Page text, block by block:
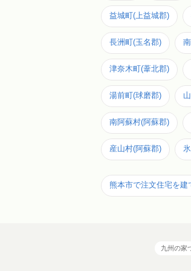
益城町(上益城郡)
長洲町(玉名郡)
津奈木町(葦北郡)
湯前町(球磨郡)
南阿蘇村(阿蘇郡)
産山村(阿蘇郡)
熊本市で注文住宅を
九州の家